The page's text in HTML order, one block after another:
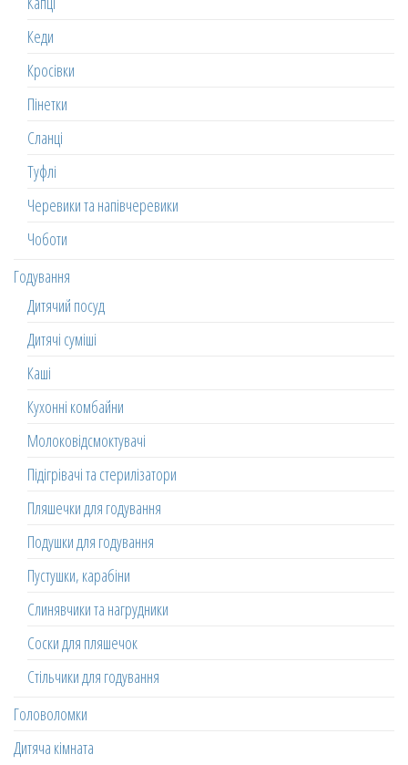
Кеди
Кросівки
Пінетки
Сланці
Туфлі
Черевики та напівчеревики
Чоботи
Годування
Дитячий посуд
Дитячі суміші
Каші
Кухонні комбайни
Молоковідсмоктувачі
Підігрівачі та стерилізатори
Пляшечки для годування
Подушки для годування
Пустушки, карабіни
Слинявчики та нагрудники
Соски для пляшечок
Стільчики для годування
Головоломки
Дитяча кімната